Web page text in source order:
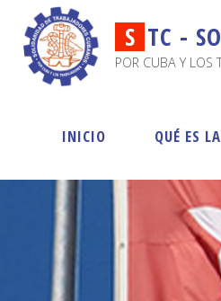
S TC - SO
POR CUBA Y LOS
INICIO QUÉ ES